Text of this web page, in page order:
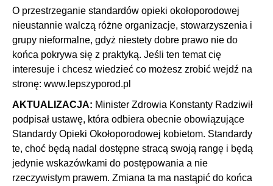
O przestrzeganie standardów opieki okołoporodowej
nieustannie walczą różne organizacje, stowarzyszenia i
grupy nieformalne, gdyż niestety dobre prawo nie do
końca pokrywa się z praktyką. Jeśli ten temat cię
interesuje i chcesz wiedzieć co możesz zrobić wejdź na
stronę: www.lepszyporod.pl
AKTUALIZACJA: Minister Zdrowia Konstanty Radziwił
podpisał ustawę, która odbiera obecnie obowiązujące
Standardy Opieki Okołoporodowej kobietom. Standardy
te, choć będą nadal dostępne stracą swoją rangę i będą
jedynie wskazówkami do postępowania a nie
rzeczywistym prawem. Zmiana ta ma nastąpić do końca